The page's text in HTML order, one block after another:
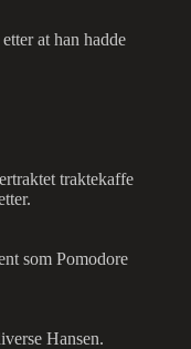
at han hadde
traktekaffe
som Pomodore
Hansen.